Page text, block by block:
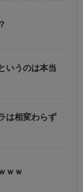
いうのは本当
は相変わらず
ｗｗ